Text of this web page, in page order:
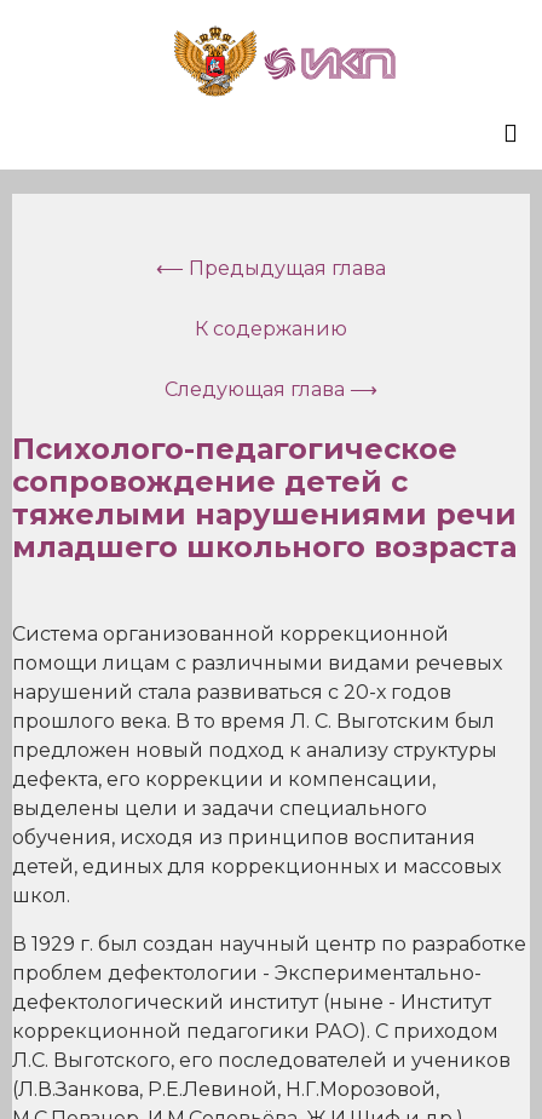
⟵ Предыдущая глава
К содержанию
Следующая глава ⟶
Психолого-педагогическое
сопровождение детей с
тяжелыми нарушениями речи
младшего школьного возраста
Система организованной коррекционной
помощи лицам с различными видами речевых
нарушений стала развиваться с 20-х годов
прошлого века. В то время Л. С. Выготским был
предложен новый подход к анализу структуры
дефекта, его коррекции и компенсации,
выделены цели и задачи специального
обучения, исходя из принципов воспитания
детей, единых для коррекционных и массовых
школ.
В 1929 г. был создан научный центр по разработке
проблем дефектологии - Экспериментально-
дефектологический институт (ныне - Институт
коррекционной педагогики РАО). С приходом
Л.С. Выготского, его последователей и учеников
(Л.В.Занкова, Р.Е.Левиной, Н.Г.Морозовой,